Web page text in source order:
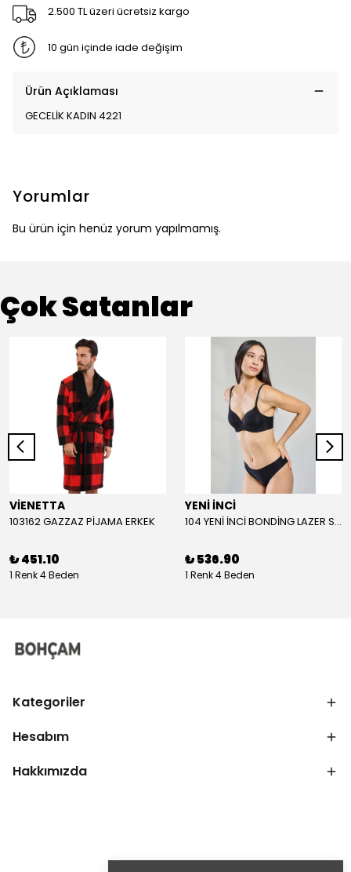
2.500 TL üzeri ücretsiz kargo
10 gün içinde iade değişim
Ürün Açıklaması
GECELİK KADIN 4221
Yorumlar
Bu ürün için henüz yorum yapılmamış.
Çok Satanlar
VİENETTA
103162 GAZZAZ PİJAMA ERKEK
₺ 451.10
1 Renk 4 Beden
YENİ İNCİ
104 YENİ İNCİ BONDİNG LAZER SÜTYEN KADIN
₺ 536.90
1 Renk 4 Beden
Kategoriler
Hesabım
Hakkımızda